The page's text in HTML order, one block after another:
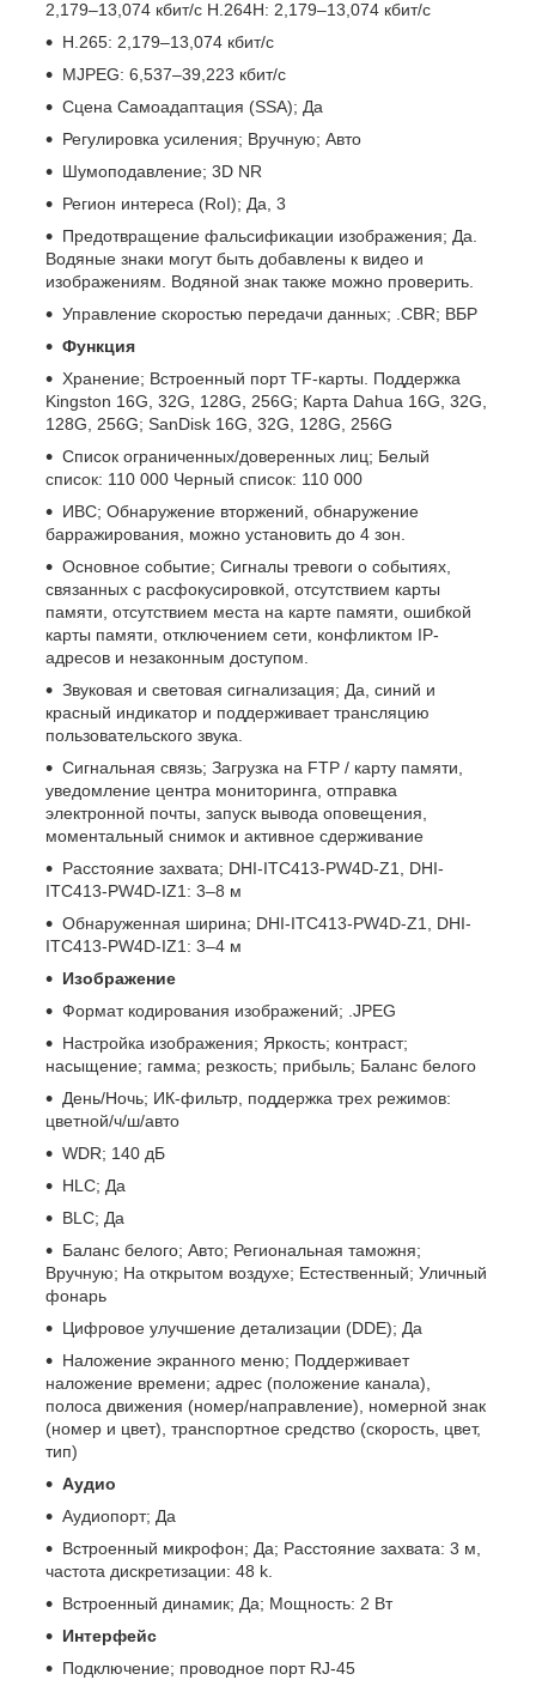
2,179–13,074 кбит/с H.264H: 2,179–13,074 кбит/с
H.265: 2,179–13,074 кбит/с
MJPEG: 6,537–39,223 кбит/с
Сцена Самоадаптация (SSA); Да
Регулировка усиления; Вручную; Авто
Шумоподавление; 3D NR
Регион интереса (RoI); Да, 3
Предотвращение фальсификации изображения; Да.
Водяные знаки могут быть добавлены к видео и
изображениям. Водяной знак также можно проверить.
Управление скоростью передачи данных; .CBR; ВБР
Функция
Хранение; Встроенный порт TF-карты. Поддержка
Kingston 16G, 32G, 128G, 256G; Карта Dahua 16G, 32G,
128G, 256G; SanDisk 16G, 32G, 128G, 256G
Список ограниченных/доверенных лиц; Белый
список: 110 000 Черный список: 110 000
ИВС; Обнаружение вторжений, обнаружение
барражирования, можно установить до 4 зон.
Основное событие; Сигналы тревоги о событиях,
связанных с расфокусировкой, отсутствием карты
памяти, отсутствием места на карте памяти, ошибкой
карты памяти, отключением сети, конфликтом IP-
адресов и незаконным доступом.
Звуковая и световая сигнализация; Да, синий и
красный индикатор и поддерживает трансляцию
пользовательского звука.
Сигнальная связь; Загрузка на FTP / карту памяти,
уведомление центра мониторинга, отправка
электронной почты, запуск вывода оповещения,
моментальный снимок и активное сдерживание
Расстояние захвата; DHI-ITC413-PW4D-Z1, DHI-
ITC413-PW4D-IZ1: 3–8 м
Обнаруженная ширина; DHI-ITC413-PW4D-Z1, DHI-
ITC413-PW4D-IZ1: 3–4 м
Изображение
Формат кодирования изображений; .JPEG
Настройка изображения; Яркость; контраст;
насыщение; гамма; резкость; прибыль; Баланс белого
День/Ночь; ИК-фильтр, поддержка трех режимов:
цветной/ч/ш/авто
WDR; 140 дБ
HLC; Да
BLC; Да
Баланс белого; Авто; Региональная таможня;
Вручную; На открытом воздухе; Естественный; Уличный
фонарь
Цифровое улучшение детализации (DDE); Да
Наложение экранного меню; Поддерживает
наложение времени; адрес (положение канала),
полоса движения (номер/направление), номерной знак
(номер и цвет), транспортное средство (скорость, цвет,
тип)
Аудио
Аудиопорт; Да
Встроенный микрофон; Да; Расстояние захвата: 3 м,
частота дискретизации: 48 k.
Встроенный динамик; Да; Мощность: 2 Вт
Интерфейс
Подключение; проводное порт RJ-45